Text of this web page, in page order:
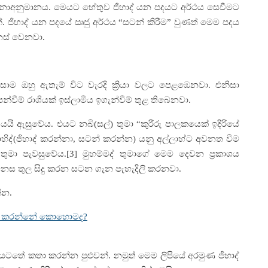
මෙයට හේතුව ජිහාද් යන පදයට අර්ථය සෙවීමට
ජිහාද් යන පදයේ ඍජු අර්ථය “සටන් කිරීම” වුණත් මෙම පදය
වෙනවා.
ඇතැම් විට වැරදි ක්‍රියා වලට පෙළඹෙනවා. එනිසා
රාශියක් ඉස්ලාමීය ඉගැන්වීම් තුළ තිබෙනවා.
ඇසුවේය. එයට නබි(සල්) තුමා “කුරීරු පාලකයෙක් ඉදිරියේ
කරන්නා, සටන් කරන්න) යනු අල්ලාහ්ට අවනත වීම
පැවසුවේය.[3] මුහම්මද් තුමාගේ මෙම දෙවන ප්‍රකාශය
තුල සිදු කරන සටන ගැන පැහැදිලි කරනවා.
කරන්නේ කොහොමද?
කතා කරන්න පුළුවන්. නමුත් මෙම ලිපියේ අරමුණ ජිහාද්